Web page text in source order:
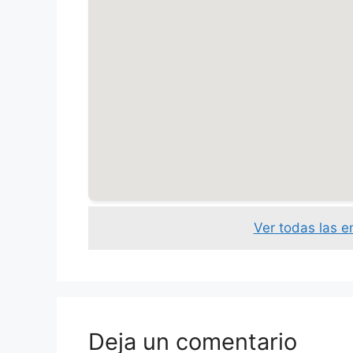
Ver todas las
Deja un comentario